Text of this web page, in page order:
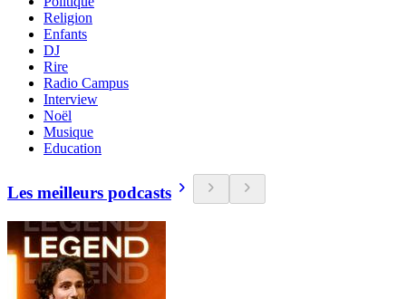
Religion
Enfants
DJ
Rire
Radio Campus
Interview
Noël
Musique
Education
Les meilleurs podcasts